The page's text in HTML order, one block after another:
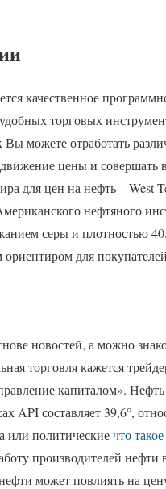
качественное
торговых
можете отработать
цены и
для цен на нефть – West
нефтяного
серы и плотностью
для
новостей, а можно
торговля кажется
капиталом».
API составляет 39,6°,
политическиечто
производителей
может повлиять на